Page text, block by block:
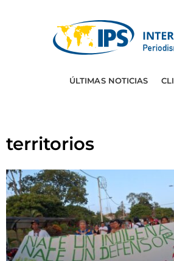
ÚLTIMAS NOTICIAS
territorios